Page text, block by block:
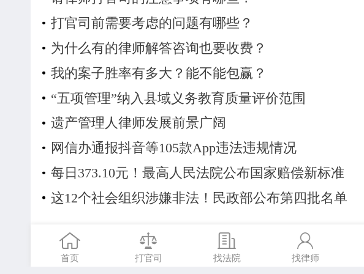
打官司前需要考虑的问题有哪些？
为什么有的律师解答咨询也要收费？
我的案子胜率有多大？能不能包赢？
“五项管理”纳入县域义务教育质量评价范围
遗产管理人律师发展前景广阔
网信办通报抖音等105款App违法违规情况
每日373.10元！最高人民法院公布国家赔偿新标准
这12个社会组织涉嫌非法！民政部公布第四批名单
首页 打官司 找法院 找律师